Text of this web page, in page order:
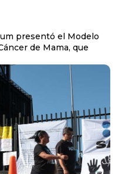
presentó el Modelo
de Mama, que